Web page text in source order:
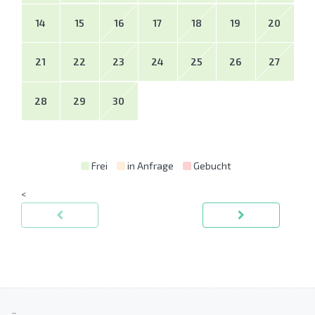
14 15 16 17 18 19 20
21 22 23 24 25 26 27
28 29 30
Frei in Anfrage Gebucht
<